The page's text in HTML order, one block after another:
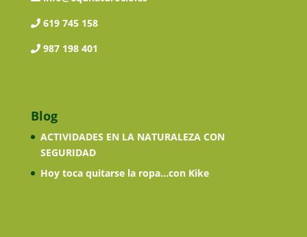
619 745 158
987 198 401
Blog
ACTIVIDADES EN LA NATURALEZA CON
SEGURIDAD
Hoy toca quitarse la ropa…con Kike